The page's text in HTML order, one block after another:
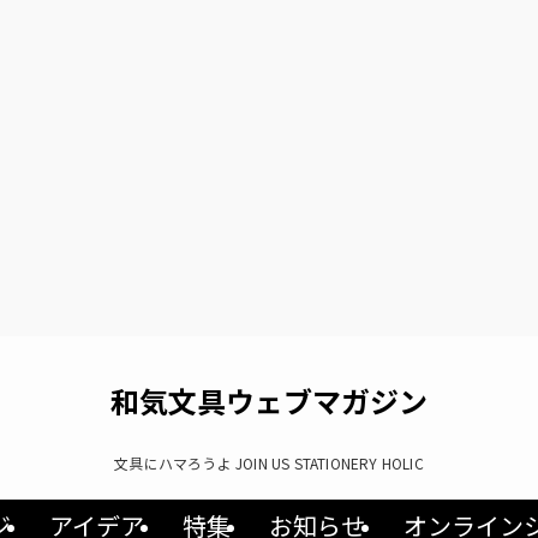
和気文具ウェブマガジン
文具にハマろうよ JOIN US STATIONERY HOLIC
アイデア 特集 お知らせ オンライン